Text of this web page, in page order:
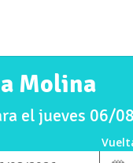
Molina
el jueves 06/
Fecha